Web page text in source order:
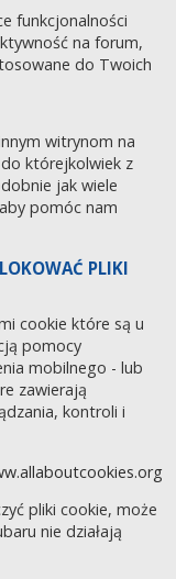
funkcjonalności
na forum,
do Twoich
witrynom na
którejkolwiek z
jak wiele
pomóc nam
PLIKI
cookie które są u
pomocy
mobilnego - lub
zawierają
kontroli i
pliki cookie, może
nie działają